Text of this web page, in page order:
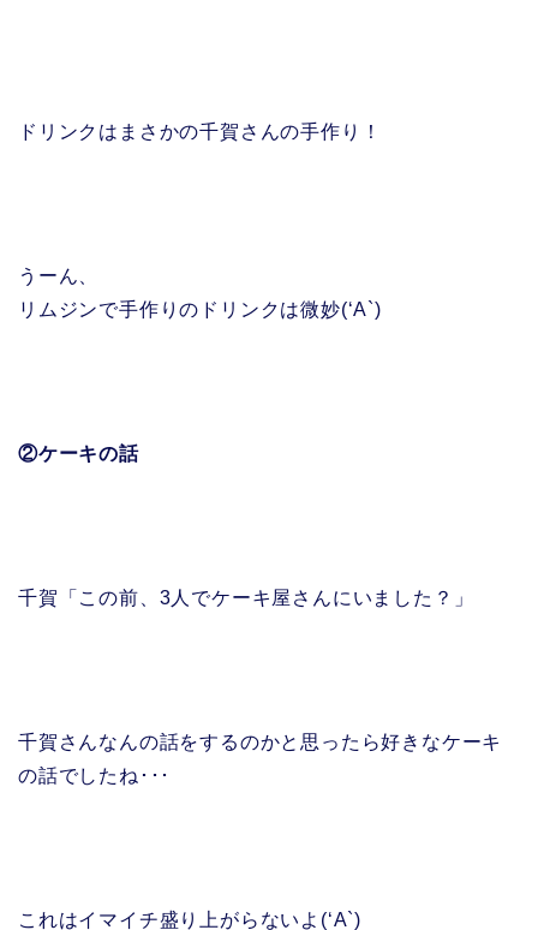
ドリンクはまさかの千賀さんの手作り！
うーん、
リムジンで手作りのドリンクは微妙(‘A`)
②ケーキの話
千賀「この前、3人でケーキ屋さんにいました？」
千賀さんなんの話をするのかと思ったら好きなケーキ
の話でしたね･･･
これはイマイチ盛り上がらないよ(‘A`)